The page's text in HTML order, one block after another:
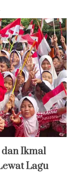
Ikmal
Lagu